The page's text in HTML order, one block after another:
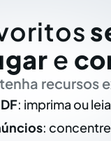
e
recursos
: imprima ou
: